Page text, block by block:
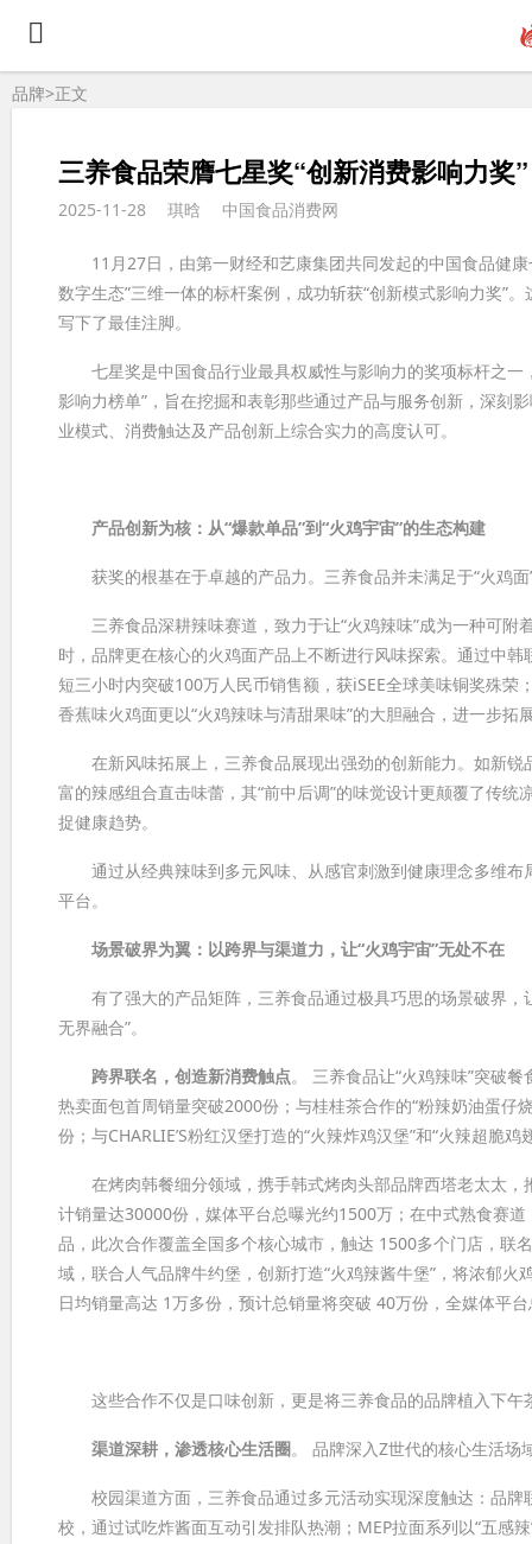
品牌>正文
三养食品荣膺七星奖“创新消费影响力奖
2025-11-28 琪晗 中国食品消费网
11月27日，由第一财经和艺康集团共同发起的中国食品健康
数字生态”三维一体的标杆案例，成功斩获“创新模式影响力奖”
写下了最佳注脚。
七星奖是中国食品行业最具权威性与影响力的奖项标杆之一
影响力榜单”，旨在挖掘和表彰那些通过产品与服务创新，深刻
业模式、消费触达及产品创新上综合实力的高度认可。
产品创新为核：从“爆款单品”到“火鸡宇宙”的生态构建
获奖的根基在于卓越的产品力。三养食品并未满足于“火鸡
三养食品深耕辣味赛道，致力于让“火鸡辣味”成为一种可附
时，品牌更在核心的火鸡面产品上不断进行风味探索。通过中
短三小时内突破100万人民币销售额，获iSEE全球美味铜奖殊
香蕉味火鸡面更以“火鸡辣味与清甜果味”的大胆融合，进一步拓
在新风味拓展上，三养食品展现出强劲的创新能力。如新锐
富的辣感组合直击味蕾，其“前中后调”的味觉设计更颠覆了传统
捉健康趋势。
通过从经典辣味到多元风味、从感官刺激到健康理念多维布
平台。
场景破界为翼：以跨界与渠道力，让“火鸡宇宙”无处不在
有了强大的产品矩阵，三养食品通过极具巧思的场景破界，
无界融合”。
跨界联名，创造新消费触点。 三养食品让“火鸡辣味”突破
热卖面包首周销量突破2000份；与桂桂茶合作的“粉辣奶油蛋仔
份；与CHARLIE’S粉红汉堡打造的“火辣炸鸡汉堡”和“火辣超脆
在烤肉韩餐细分领域，携手韩式烤肉头部品牌西塔老太太，
计销量达30000份，媒体平台总曝光约1500万；在中式熟食赛
品，此次合作覆盖全国多个核心城市，触达 1500多个门店，联
域，联合人气品牌牛约堡，创新打造“火鸡辣酱牛堡”，将浓郁
日均销量高达 1万多份，预计总销量将突破 40万份，全媒体平
这些合作不仅是口味创新，更是将三养食品的品牌植入下午
渠道深耕，渗透核心生活圈。 品牌深入Z世代的核心生活
校园渠道方面，三养食品通过多元活动实现深度触达：品牌
校，通过试吃炸酱面互动引发排队热潮；MEP拉面系列以“五感